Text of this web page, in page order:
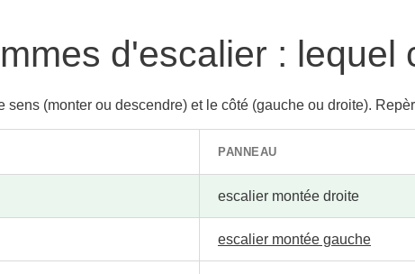
d'escalier : lequel
(monter ou descendre) et le côté (gauche ou droite).
PANNEAU
escalier montée droite
escalier montée gauche